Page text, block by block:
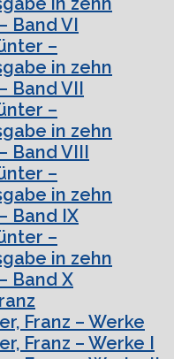
Band VI
–
in zehn
Band VII
–
in zehn
Band VIII
–
in zehn
Band IX
–
in zehn
Band X
Franz – Werke
Franz – Werke I